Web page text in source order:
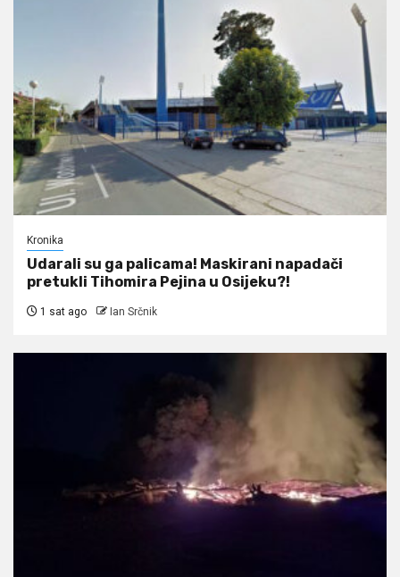
Kronika
Udarali su ga palicama! Maskirani napadači
pretukli Tihomira Pejina u Osijeku?!
1 sat ago Ian Srčnik